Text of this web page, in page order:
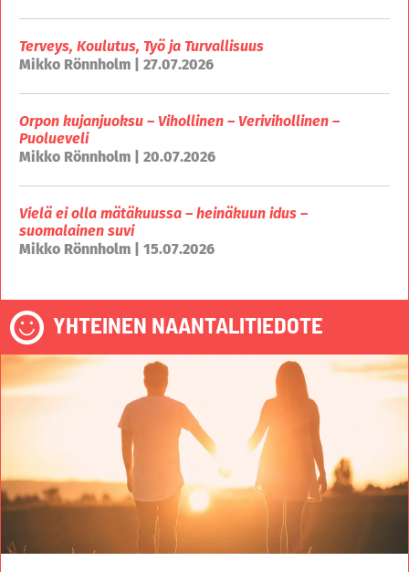
Terveys, Koulutus, Työ ja Turvallisuus
Mikko Rönnholm | 27.07.2026
Orpon kujanjuoksu – Vihollinen – Verivihollinen –
Puolueveli
Mikko Rönnholm | 20.07.2026
Vielä ei olla mätäkuussa – heinäkuun idus –
suomalainen suvi
Mikko Rönnholm | 15.07.2026
YHTEINEN NAANTALITIEDOTE